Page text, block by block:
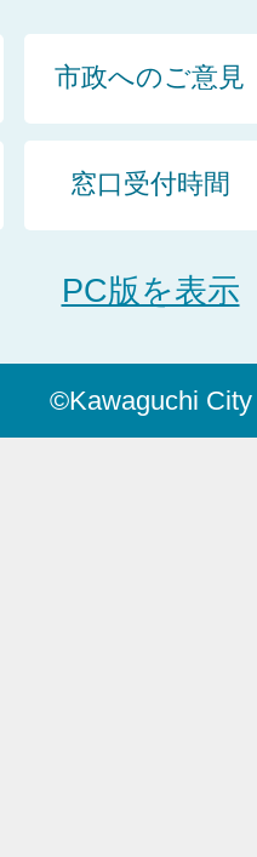
市政へのご意見
窓口受付時間
PC版を表示
©Kawaguchi City